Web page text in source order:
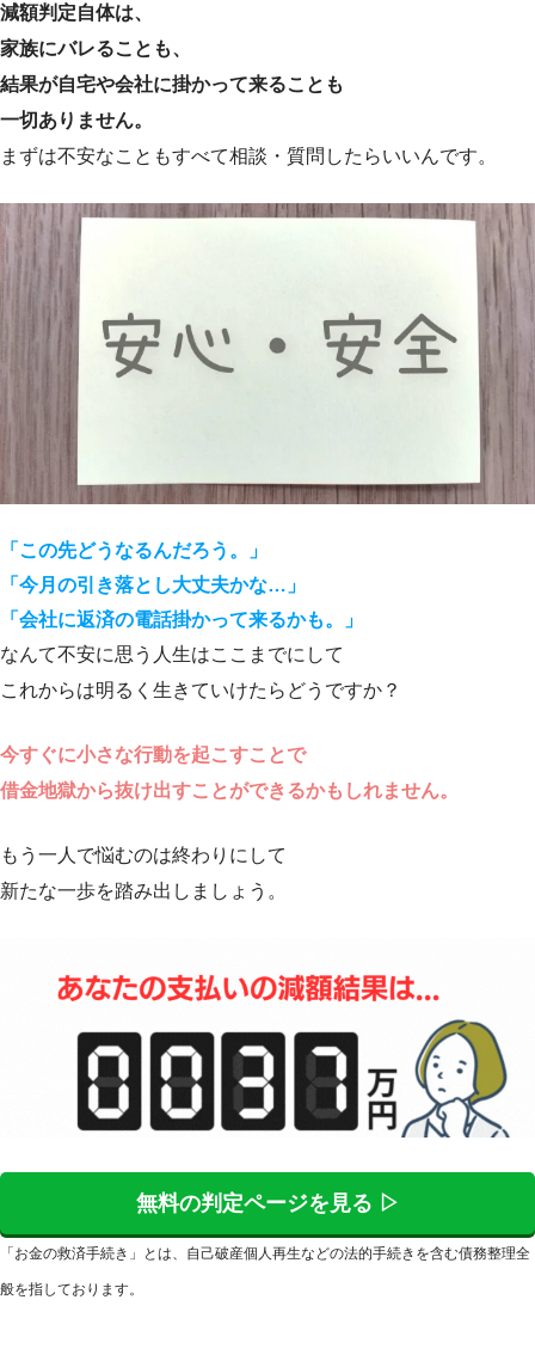
減額判定自体は、
家族にバレることも、
結果が自宅や会社に掛かって来ることも
一切ありません。
まずは不安なこともすべて相談・質問したらいいんです。
「この先どうなるんだろう。」
「今月の引き落とし大丈夫かな…」
「会社に返済の電話掛かって来るかも。」
なんて不安に思う人生はここまでにして
これからは明るく生きていけたらどうですか？
今すぐに小さな行動を起こすことで
借金地獄から抜け出すことができるかもしれません。
もう一人で悩むのは終わりにして
新たな一歩を踏み出しましょう。
無料の判定ページを見る ▷
「お金の救済手続き」とは、自己破産個人再生などの法的手続きを含む債務整理全
般を指しております。